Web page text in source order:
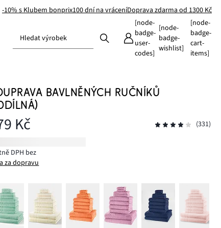
-10% s Klubem bonprix100 dní na vráceníDoprava zdarma od 1300 Kč
Hledat výrobek
[node-
badge-
user-
codes]
[node-
badge-
wishlist]
[node-
badge-
cart-
items]
BAVLNĚNÝCH RUČNÍKŮ
Kč (331)
DPH bez
za dopravu